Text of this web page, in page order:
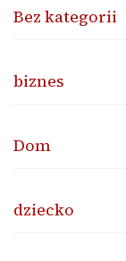
Bez kategorii
biznes
Dom
dziecko